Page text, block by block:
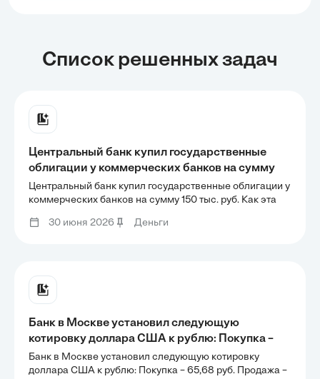
Список решенных задач
Центральный банк купил государственные
облигации у коммерческих банков на сумму
150 тыс. руб. Как эта операция изменит
количество денег в экономике, если
обязательная резервная норма составляет 20
Центральный банк купил государственные облигации у
коммерческих банков на сумму 150 тыс. руб. Как эта
обязательная резервная норма составляет 20 %?
30 июня 2026 Деньги
Банк в Москве установил следующую
котировку доллара США к рублю: Покупка –
65,68 руб. Продажа – 66,00 руб. Определить: 1)
сколько рублей будет получено при обмене 100
Банк в Москве установил следующую котировку
доллара США к рублю: Покупка – 65,68 руб. Продажа –